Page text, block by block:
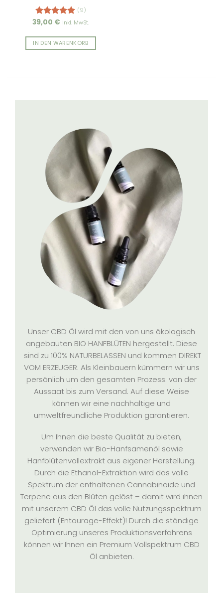
Bewertet
von 5
(9)
39,00 € Inkl. MwSt.
IN DEN WARENKORB
Unser CBD Öl wird mit den von uns ökologisch
angebauten BIO HANFBLÜTEN hergestellt. Diese
sind zu 100% NATURBELASSEN und kommen DIREKT
VOM ERZEUGER. Als Kleinbauern kümmern wir uns
persönlich um den gesamten Prozess: von der
Aussaat bis zum Versand. Auf diese Weise
können wir eine nachhaltige und
umweltfreundliche Produktion garantieren.
Um Ihnen die beste Qualität zu bieten,
verwenden wir Bio-Hanfsamenöl sowie
Hanfblütenvollextrakt aus eigener Herstellung.
Durch die Ethanol-Extraktion wird das volle
Spektrum der enthaltenen Cannabinoide und
Terpene aus den Blüten gelöst – damit wird ihnen
mit unserem CBD Öl das volle Nutzungsspektrum
geliefert (Entourage-Effekt)! Durch die ständige
Optimierung unseres Produktionsverfahrens
können wir Ihnen ein Premium Vollspektrum CBD
Öl anbieten.